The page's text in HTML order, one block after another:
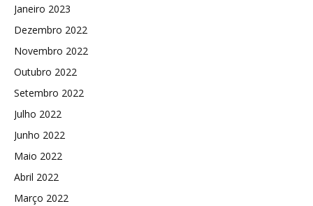
Janeiro 2023
Dezembro 2022
Novembro 2022
Outubro 2022
Setembro 2022
Julho 2022
Junho 2022
Maio 2022
Abril 2022
Março 2022